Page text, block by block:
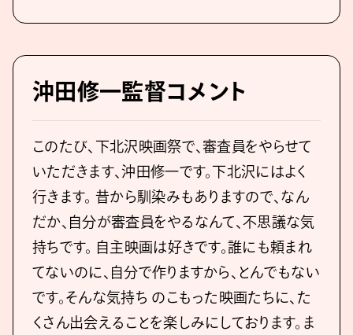
沖⽥修⼀監督コメント
このたび、下北沢映画祭で、審査員をやらせて
いただきます、沖⽥修⼀です。下北沢にはよく
⾏きます。 昔から馴染みもありますので、なん
だか、⾃分が審査員をやるなんて、不思議な気
持ちです。 ⾃主映画は好きです。誰にも頼まれ
てないのに、⾃分で作りますから、とんでもない
です。そんな気持ち のこもった映画たちに、た
くさん出会えることを楽しみにしております。ま